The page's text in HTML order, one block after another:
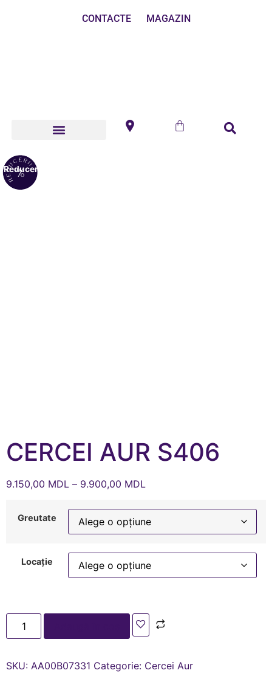
CONTACTE MAGAZIN
Reduceri!
CERCEI AUR S406
9.150,00 MDL – 9.900,00 MDL
Greutate
Locație
SKU: AA00В07331 Categorie: Cercei Aur